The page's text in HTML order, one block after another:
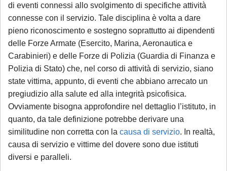
di eventi connessi allo svolgimento di specifiche attività
connesse con il servizio. Tale disciplina è volta a dare
pieno riconoscimento e sostegno soprattutto ai dipendenti
delle Forze Armate (Esercito, Marina, Aeronautica e
Carabinieri) e delle Forze di Polizia (Guardia di Finanza e
Polizia di Stato) che, nel corso di attività di servizio, siano
state vittima, appunto, di eventi che abbiano arrecato un
pregiudizio alla salute ed alla integrità psicofisica.
Ovviamente bisogna approfondire nel dettaglio l’istituto, in
quanto, da tale definizione potrebbe derivare una
similitudine non corretta con la causa di servizio. In realtà,
causa di servizio e vittime del dovere sono due istituti
diversi e paralleli.